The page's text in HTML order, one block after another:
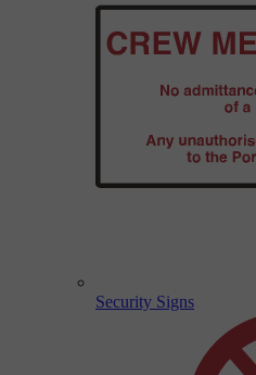
Security Signs